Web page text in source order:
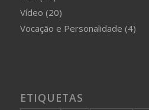
Vídeo (20)
Vocação e Personalidade (4)
ETIQUETAS